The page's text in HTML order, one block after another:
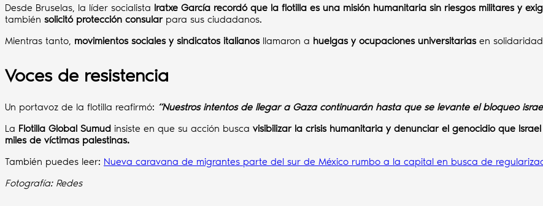
Desde Bruselas, la líder socialista Iratxe García recordó que la flotilla es una misión humanitaria sin riesgos militares y
también solicitó protección consularpara sus ciudadanos.
Mientras tanto, movimientos sociales y sindicatos italianosllamaron a huelgas y ocupaciones universitarias en
Voces de resistencia
Un portavoz de la flotilla reafirmó: “Nuestros intentos de llegar a Gaza continuarán hasta que se levante el bloqueo
La Flotilla Global Sumud insiste en que su acción busca visibilizar la crisis humanitaria y denunciar el genocidio que
miles de víctimas palestinas.
También puedes leer: Nueva caravana de migrantes parte del sur de México rumbo a la capital en busca de
Fotografía: Redes